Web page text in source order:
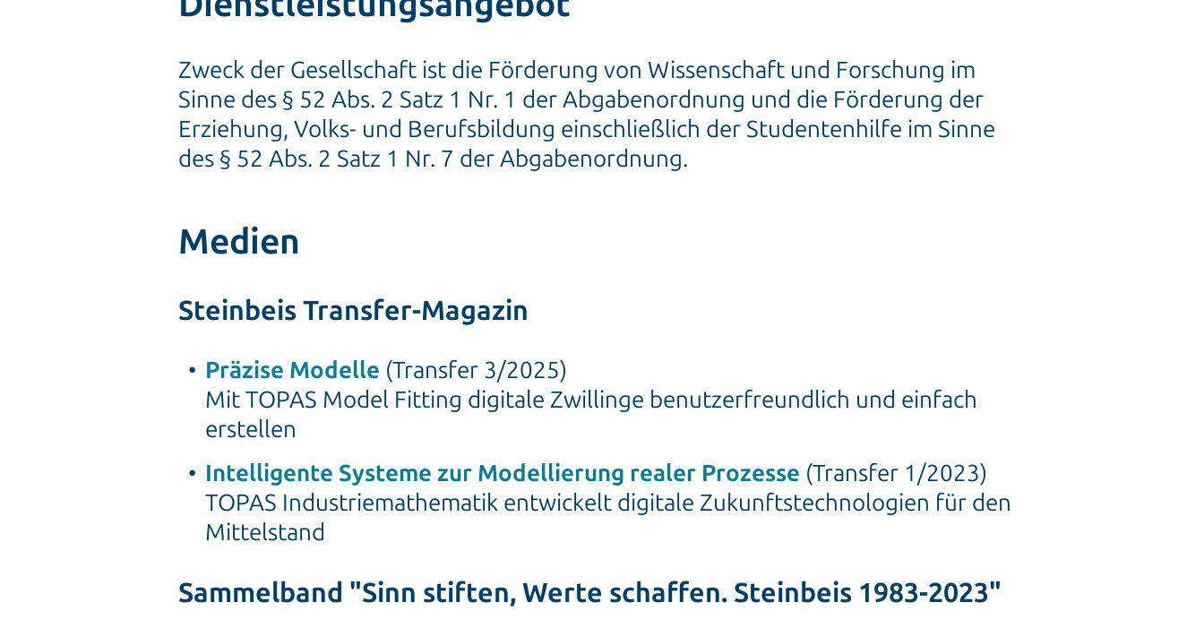
Zweck der Gesellschaft ist die Förderung von Wissenschaft und Forschung im
Sinne des § 52 Abs. 2 Satz 1 Nr. 1 der Abgabenordnung und die Förderung der
Erziehung, Volks- und Berufsbildung einschließlich der Studentenhilfe im Sinne
des § 52 Abs. 2 Satz 1 Nr. 7 der Abgabenordnung.
Medien
Steinbeis Transfer-Magazin
Präzise Modelle (Transfer 3/2025)
Mit TOPAS Model Fitting digitale Zwillinge benutzerfreundlich und einfach
erstellen
Intelligente Systeme zur Modellierung realer Prozesse (Transfer 1/2023)
TOPAS Industriemathematik entwickelt digitale Zukunftstechnologien für den
Mittelstand
Sammelband "Sinn stiften, Werte schaffen. Steinbeis 1983-2023"